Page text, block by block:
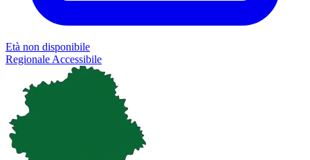
Età non disponibile
Regionale Accessibile